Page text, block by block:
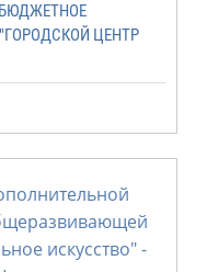
ЦЕНТР